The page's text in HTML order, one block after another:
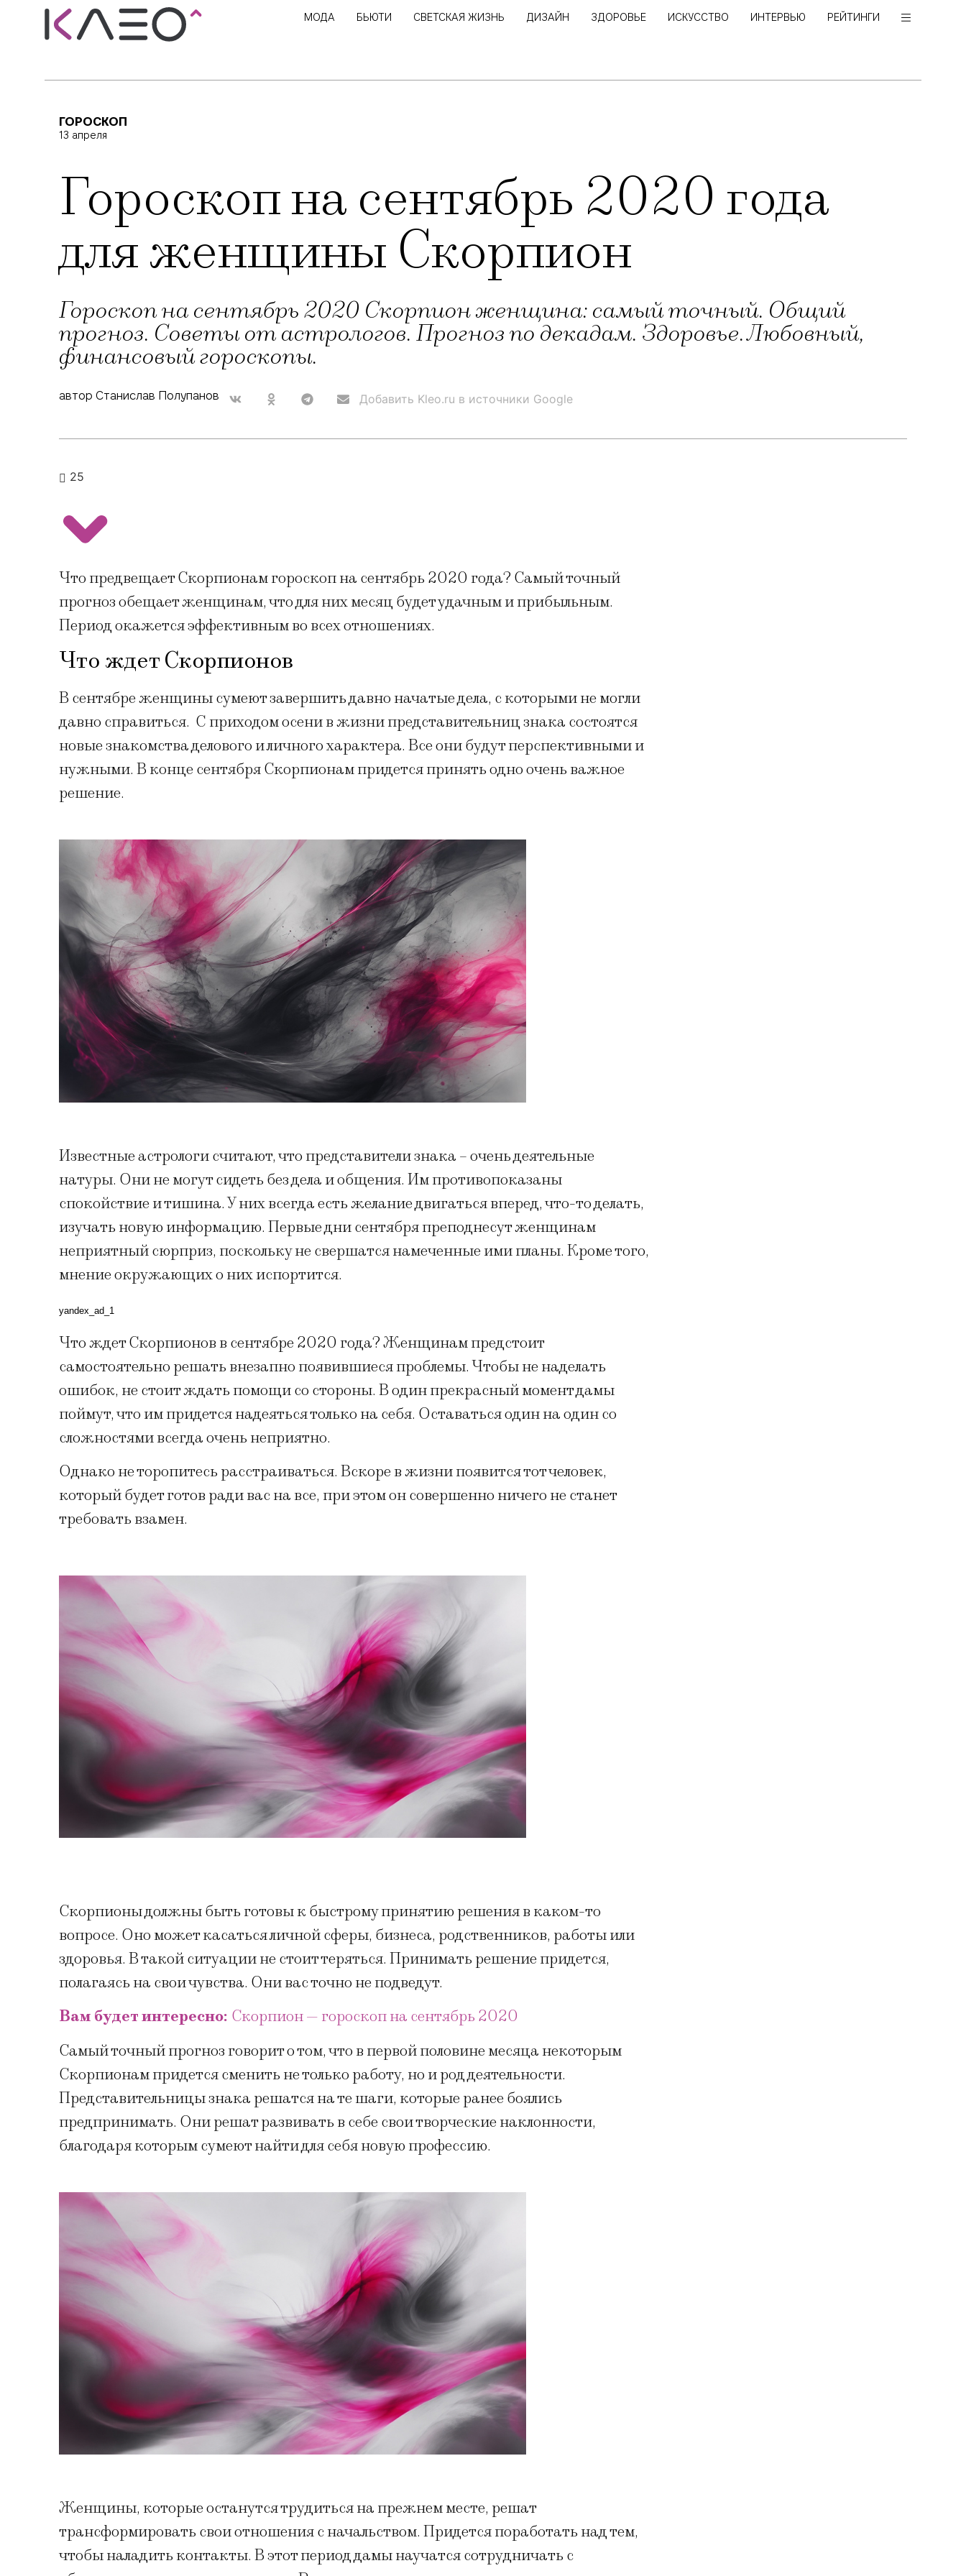
МОДА БЬЮТИ СВЕТСКАЯ ЖИЗНЬ ДИЗАЙН ЗДОРОВЬЕ ИСКУССТВО ИНТЕРВЬЮ РЕЙТИНГИ
ГОРОСКОП
13 апреля
Гороскоп на сентябрь 2020 года
для женщины Скорпион
Гороскоп на сентябрь 2020 Скорпион женщина: самый точный. Общий
прогноз. Советы от астрологов. Прогноз по декадам. Здоровье. Любовный,
финансовый гороскопы.
автор Станислав Полупанов Добавить Kleo.ru в источники Google
25
Что предвещает Скорпионам гороскоп на сентябрь 2020 года? Самый точный
прогноз обещает женщинам, что для них месяц будет удачным и прибыльным.
Период окажется эффективным во всех отношениях.
Что ждет Скорпионов
В сентябре женщины сумеют завершить давно начатые дела, с которыми не могли
давно справиться. С приходом осени в жизни представительниц знака состоятся
новые знакомства делового и личного характера. Все они будут перспективными и
нужными. В конце сентября Скорпионам придется принять одно очень важное
решение.
Известные астрологи считают, что представители знака – очень деятельные
натуры. Они не могут сидеть без дела и общения. Им противопоказаны
спокойствие и тишина. У них всегда есть желание двигаться вперед, что-то делать,
изучать новую информацию. Первые дни сентября преподнесут женщинам
неприятный сюрприз, поскольку не свершатся намеченные ими планы. Кроме того,
мнение окружающих о них испортится.
yandex_ad_1
Что ждет Скорпионов в сентябре 2020 года? Женщинам предстоит
самостоятельно решать внезапно появившиеся проблемы. Чтобы не наделать
ошибок, не стоит ждать помощи со стороны. В один прекрасный момент дамы
поймут, что им придется надеяться только на себя. Оставаться один на один со
сложностями всегда очень неприятно.
Однако не торопитесь расстраиваться. Вскоре в жизни появится тот человек,
который будет готов ради вас на все, при этом он совершенно ничего не станет
требовать взамен.
Скорпионы должны быть готовы к быстрому принятию решения в каком-то
вопросе. Оно может касаться личной сферы, бизнеса, родственников, работы или
здоровья. В такой ситуации не стоит теряться. Принимать решение придется,
полагаясь на свои чувства. Они вас точно не подведут.
Вам будет интересно: Скорпион — гороскоп на сентябрь 2020
Самый точный прогноз говорит о том, что в первой половине месяца некоторым
Скорпионам придется сменить не только работу, но и род деятельности.
Представительницы знака решатся на те шаги, которые ранее боялись
предпринимать. Они решат развивать в себе свои творческие наклонности,
благодаря которым сумеют найти для себя новую профессию.
Женщины, которые останутся трудиться на прежнем месте, решат
трансформировать свои отношения с начальством. Придется поработать над тем,
чтобы наладить контакты. В этот период дамы научатся сотрудничать с